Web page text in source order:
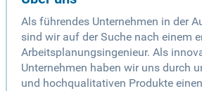
Als führendes Unternehmen in der
sind wir auf der Suche nach einem
Arbeitsplanungsingenieur. Als
Unternehmen haben wir uns durch
und hochqualitativen Produkte